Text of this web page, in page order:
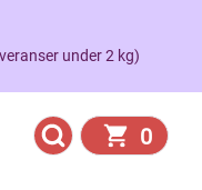
under 2 kg)
0